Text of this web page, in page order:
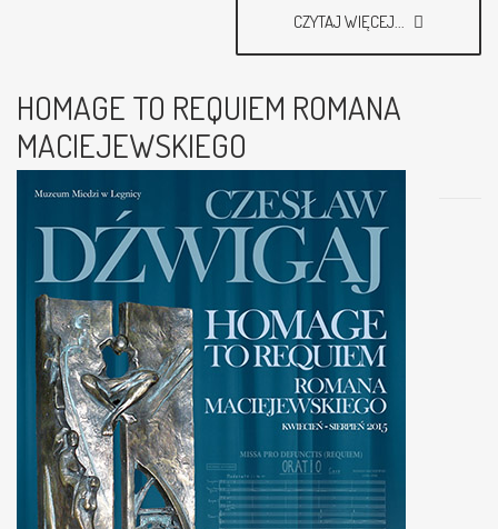
CZYTAJ WIĘCEJ...
HOMAGE TO REQUIEM ROMANA
MACIEJEWSKIEGO